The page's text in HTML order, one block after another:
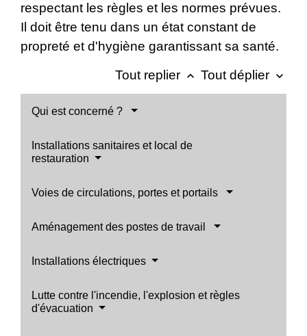
respectant les règles et les normes prévues.
Il doit être tenu dans un état constant de
propreté et d'hygiène garantissant sa santé.
Tout replier keyboard_arrow_up Tout déplier keyboard_arrow_down
Qui est concerné ?
Installations sanitaires et local de
restauration
Voies de circulations, portes et portails
Aménagement des postes de travail
Installations électriques
Lutte contre l'incendie, l'explosion et règles
d'évacuation